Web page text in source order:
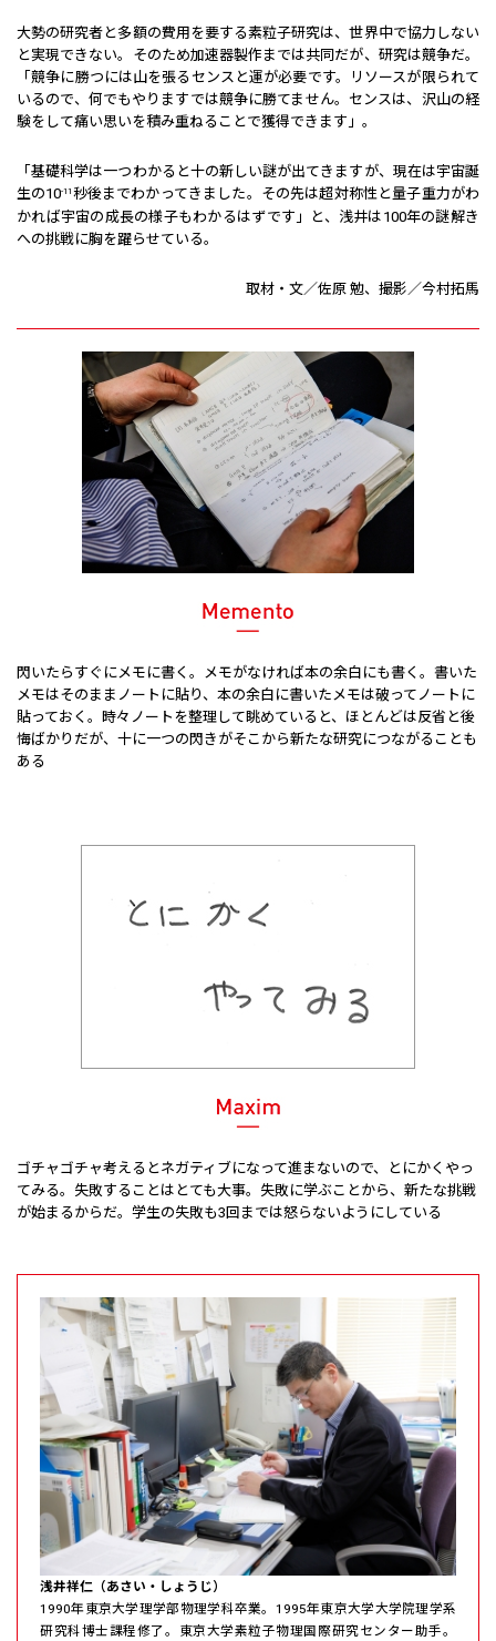
大勢の研究者と多額の費用を要する素粒子研究は、世界中で協力しない
と実現できない。そのため加速器製作までは共同だが、研究は競争だ。
「競争に勝つには山を張るセンスと運が必要です。リソースが限られて
いるので、何でもやりますでは競争に勝てません。センスは、沢山の経
験をして痛い思いを積み重ねることで獲得できます」。
「基礎科学は一つわかると十の新しい謎が出てきますが、現在は宇宙誕
生の10-11 秒後までわかってきました。その先は超対称性と量子重力がわ
かれば宇宙の成長の様子もわかるはずです」と、浅井は100年の謎解き
への挑戦に胸を躍らせている。
取材・文／佐原 勉、撮影／今村拓馬
閃いたらすぐにメモに書く。メモがなければ本の余白にも書く。書いた
メモはそのままノートに貼り、本の余白に書いたメモは破ってノートに
貼っておく。時々ノートを整理して眺めていると、ほとんどは反省と後
悔ばかりだが、十に一つの閃きがそこから新たな研究につながることも
ある
ゴチャゴチャ考えるとネガティブになって進まないので、とにかくやっ
てみる。失敗することはとても大事。失敗に学ぶことから、新たな挑戦
が始まるからだ。学生の失敗も3回までは怒らないようにしている
浅井祥仁（あさい・しょうじ）
1990年東京大学理学部物理学科卒業。1995年東京大学大学院理学系
研究科博士課程修了。東京大学素粒子物理国際研究センター助手。